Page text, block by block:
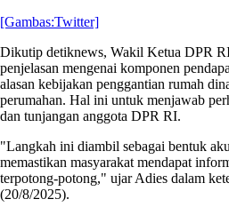
[Gambas:Twitter]
Dikutip detiknews, Wakil Ketua DPR
penjelasan mengenai komponen
alasan kebijakan penggantian rumah
perumahan. Hal ini untuk menjawab
dan tunjangan anggota DPR RI.
"Langkah ini diambil sebagai bentuk
memastikan masyarakat mendapat
terpotong-potong," ujar Adies dalam
(20/8/2025).